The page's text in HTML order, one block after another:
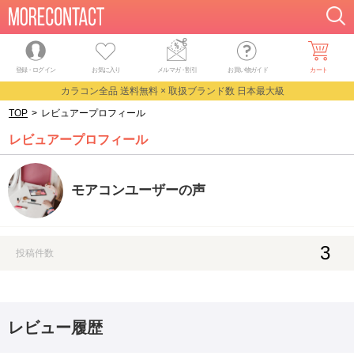
登録・ログイン お気に入り メルマガ・割引 お買い物ガイド カート
カラコン全品 送料無料 × 取扱ブランド数 日本最大級
TOP > レビュアープロフィール
レビュアープロフィール
モアコンユーザーの声
投稿件数 3
レビュー履歴